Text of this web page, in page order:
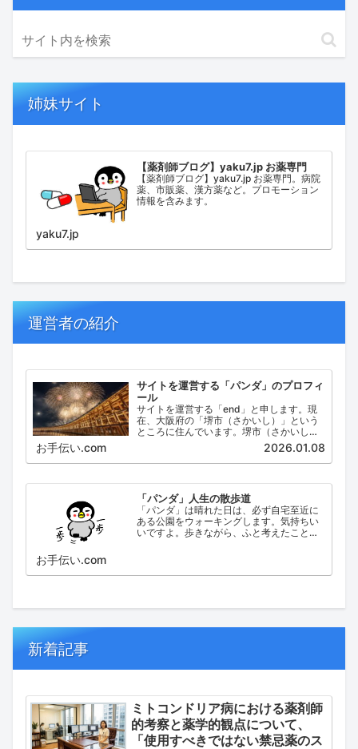
姉妹サイト
【薬剤師ブログ】yaku7.jp お薬専門
【薬剤師ブログ】yaku7.jp お薬専門。病院
薬、市販薬、漢方薬など。プロモーション
情報を含みます。
yaku7.jp
運営者の紹介
サイトを運営する「パンダ」のプロフィ
ール
サイトを運営する「end」と申します。現
在、大阪府の「堺市（さかいし）」という
ところに住んでいます。堺市（さかいし）
は、大阪府の泉北地域にある政令指定都市
で、府内では大阪市に次いで人口が多い都
市です。
お手伝い.com 2026.01.08
「パンダ」人生の散歩道
「パンダ」は晴れた日は、必ず自宅至近に
ある公園をウォーキングします。気持ちい
いですよ。歩きながら、ふと考えたこと。
お手伝い.com
新着記事
ミトコンドリア病における薬剤師
的考察と薬学的観点について、
「使用すべきではない禁忌薬のス